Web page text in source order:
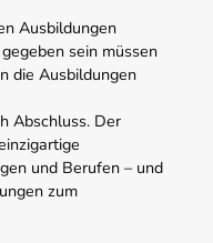
Ausbildungen
sein müssen
die Ausbildungen
Abschluss. Der
und Berufen – und
zum